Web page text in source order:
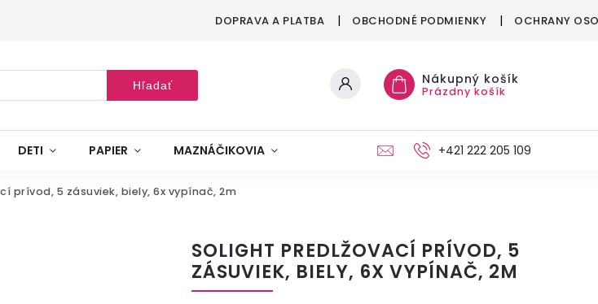
DOPRAVA A PLATBA OBCHODNÉ PODMIENKY OCHRANY
Hľadať Nákupný košík
Prázdny košík
DETI PAPIER MAZNÁČIKOVIA MAŠKRTENIE PÁRTY MÓDA
+421 222 205 109
prívod, 5 zásuviek, biely, 6x vypínač, 2m
SOLIGHT PREDLŽOVACÍ PRÍVOD, 5
ZÁSUVIEK, BIELY, 6X VYPÍNAČ, 2M